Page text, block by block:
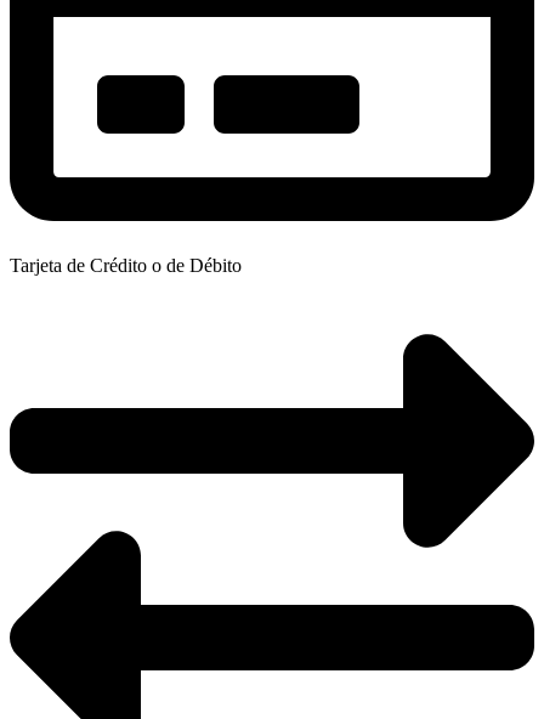
Tarjeta de Crédito o de Débito